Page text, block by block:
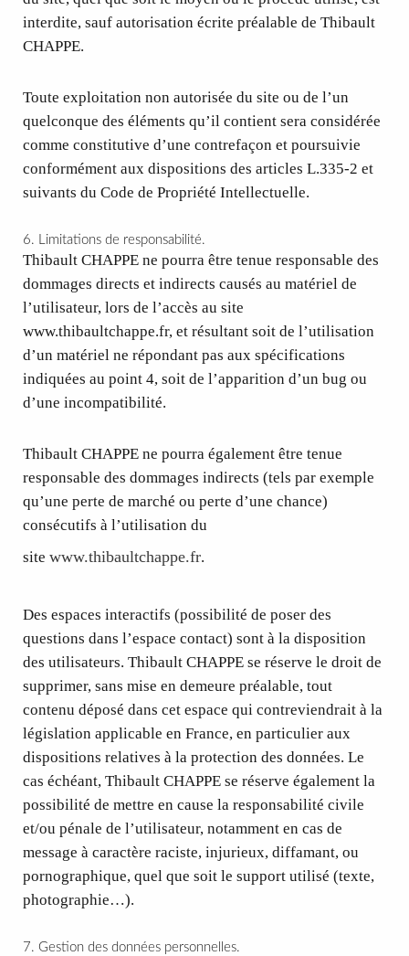
interdite, sauf autorisation écrite préalable de Thibault
CHAPPE.
Toute exploitation non autorisée du site ou de l’un
quelconque des éléments qu’il contient sera considérée
comme constitutive d’une contrefaçon et poursuivie
conformément aux dispositions des articles L.335-2 et
suivants du Code de Propriété Intellectuelle.
6. Limitations de responsabilité.
Thibault CHAPPE ne pourra être tenue responsable des
dommages directs et indirects causés au matériel de
l’utilisateur, lors de l’accès au site
www.thibaultchappe.fr, et résultant soit de l’utilisation
d’un matériel ne répondant pas aux spécifications
indiquées au point 4, soit de l’apparition d’un bug ou
d’une incompatibilité.
Thibault CHAPPE ne pourra également être tenue
responsable des dommages indirects (tels par exemple
qu’une perte de marché ou perte d’une chance)
consécutifs à l’utilisation du
site www.thibaultchappe.fr.
Des espaces interactifs (possibilité de poser des
questions dans l’espace contact) sont à la disposition
des utilisateurs. Thibault CHAPPE se réserve le droit de
supprimer, sans mise en demeure préalable, tout
contenu déposé dans cet espace qui contreviendrait à la
législation applicable en France, en particulier aux
dispositions relatives à la protection des données. Le
cas échéant, Thibault CHAPPE se réserve également la
possibilité de mettre en cause la responsabilité civile
et/ou pénale de l’utilisateur, notamment en cas de
message à caractère raciste, injurieux, diffamant, ou
pornographique, quel que soit le support utilisé (texte,
photographie…).
7. Gestion des données personnelles.